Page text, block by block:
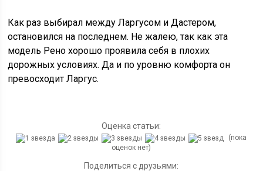
Как раз выбирал между Ларгусом и Дастером,
остановился на последнем. Не жалею, так как эта
модель Рено хорошо проявила себя в плохих
дорожных условиях. Да и по уровню комфорта он
превосходит Ларгус.
Оценка статьи:
(пока
оценок нет)
Поделиться с друзьями: